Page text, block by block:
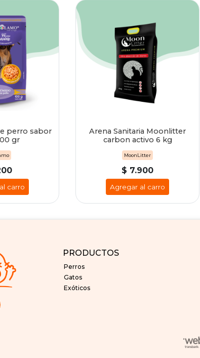
perro sabor
gr
carro
Arena Sanitaria Moonlitter
carbon activo 6 kg
MoonLitter
$ 7.900
Agregar al carro
PRODUCTOS
Perros
Gatos
Exóticos